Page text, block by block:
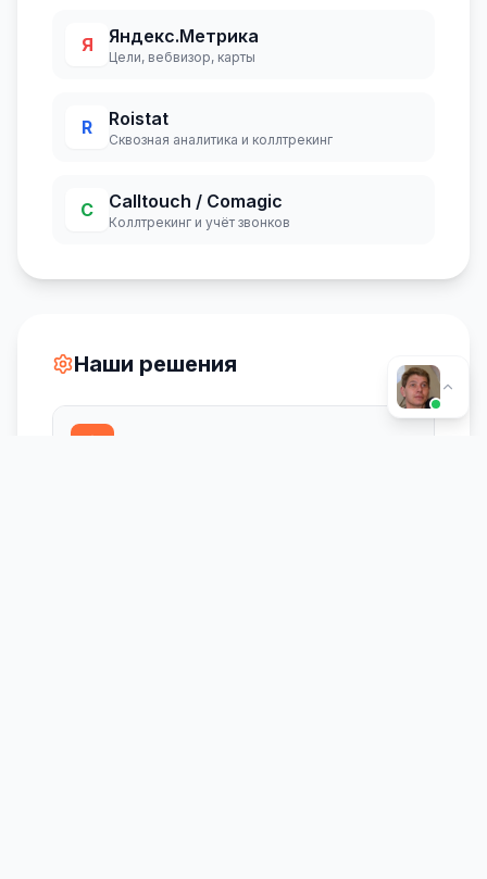
Я Яндекс.Метрика
Цели, вебвизор, карты
R Roistat
Сквозная аналитика и коллтрекинг
C Calltouch / Comagic
Коллтрекинг и учёт звонков
Наши решения